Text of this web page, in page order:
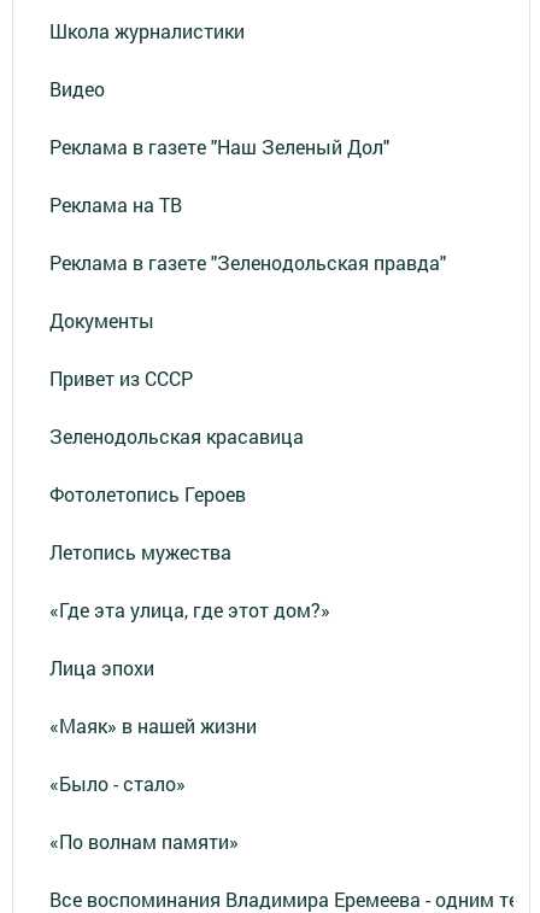
Школа журналистики
Видео
Реклама в газете "Наш Зеленый Дол"
Реклама на ТВ
Реклама в газете "Зеленодольская правда"
Документы
Привет из СССР
Зеленодольская красавица
Фотолетопись Героев
Летопись мужества
«Где эта улица, где этот дом?»
Лица эпохи
«Маяк» в нашей жизни
«Было - стало»
«По волнам памяти»
Все воспоминания Владимира Еремеева - одним